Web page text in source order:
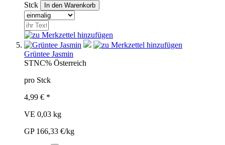
Stck
Grüntee Jasmin
STNC% Österreich
pro Stck
4,99 € *
VE 0,03 kg
GP 166,33 €/kg